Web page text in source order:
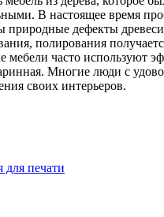
В настоящее время
природные дефекты
полирования
мебели часто используют
Многие люди с
своих интерьеров.
для печати